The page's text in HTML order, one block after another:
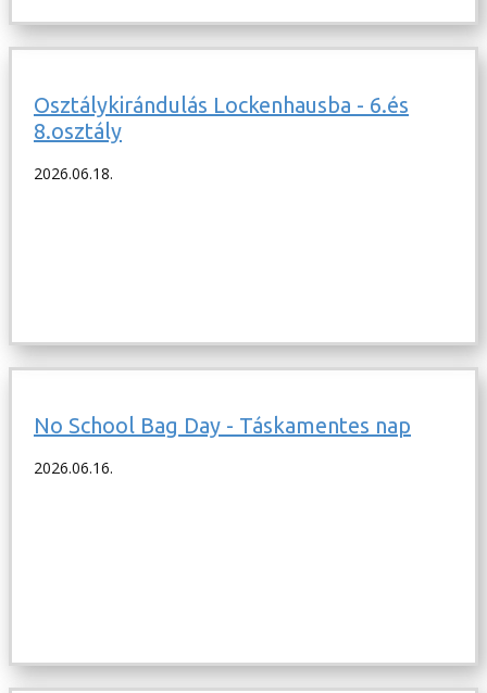
Osztálykirándulás Lockenhausba - 6.és
8.osztály
2026.06.18.
No School Bag Day - Táskamentes nap
2026.06.16.